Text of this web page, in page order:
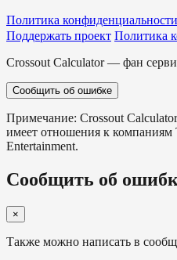
Политика конфиденциальности
Поддержать проект Политика
Crossout Calculator — фан
Сообщить об ошибке
Примечание: Crossout
имеет отношения к компаниям
Entertainment.
Сообщить об
×
Также можно написать в